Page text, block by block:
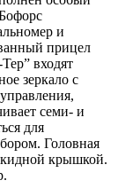
и
прицел
входят
зеркало с
семи- и
для
Головная
крышкой.